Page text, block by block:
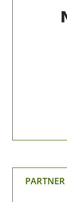
PARTNER